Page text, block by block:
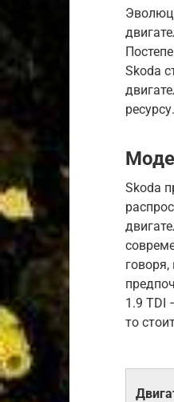
Skoda
Skoda
1.9 TDI
то